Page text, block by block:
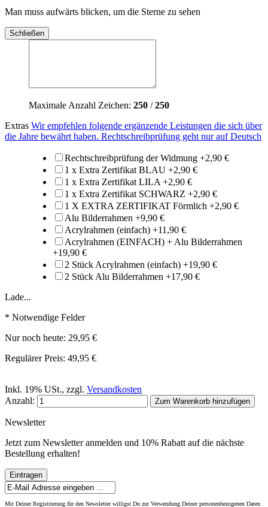
Man muss aufwärts blicken, um die Sterne zu sehen
Schließen
Maximale Anzahl Zeichen: 250 /250
Extras Wir empfehlen folgende ergänzende Leistungen die sich über
die Jahre bewährt haben. Rechtschreibprüfung geht nur auf Deutsch
Rechtschreibprüfung der Widmung +2,90 €
1 x Extra Zertifikat BLAU +2,90 €
1 x Extra Zertifikat LILA +2,90 €
1 x Extra Zertifikat SCHWARZ +2,90 €
1 X EXTRA ZERTIFIKAT Förmlich +2,90 €
Alu Bilderrahmen +9,90 €
Acrylrahmen (einfach) +11,90 €
Acrylrahmen (EINFACH) + Alu Bilderrahmen
+19,90 €
2 Stück Acrylrahmen (einfach) +19,90 €
2 Stück Alu Bilderrahmen +17,90 €
Lade...
* Notwendige Felder
Nur noch heute: 29,95 €
Regulärer Preis: 49,95 €
Inkl. 19% USt., zzgl. Versandkosten
Anzahl:
Zum Warenkorb hinzufügen
Newsletter
Jetzt zum Newsletter anmelden und 10% Rabatt auf die nächste
Bestellung erhalten!
Eintragen
Mit Deiner Registrierung für den Newsletter willigst Du zur Verwendung Deiner personenbezogenen Daten